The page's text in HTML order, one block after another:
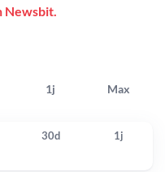
1j Max
Newsbit.
30d 1j